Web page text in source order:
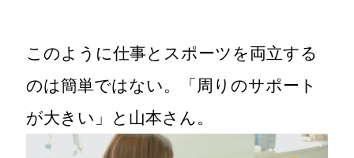
このように仕事とスポーツを両立する
のは簡単ではない。「周りのサポート
が大きい」と山本さん。